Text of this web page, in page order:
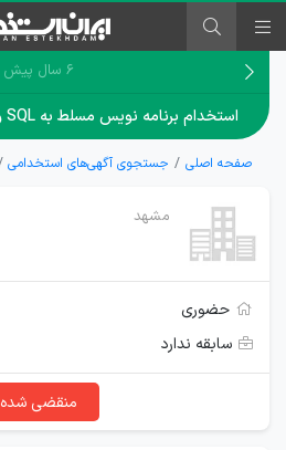
۶ سال پیش
استخدام برنامه نویس مسلط به SQL و MVC در شرکت راد رایانه
صفحه اصلی جستجوی آگهی‌های استخدامی
مشهد
حضوری
سابقه ندارد
منقضی شده